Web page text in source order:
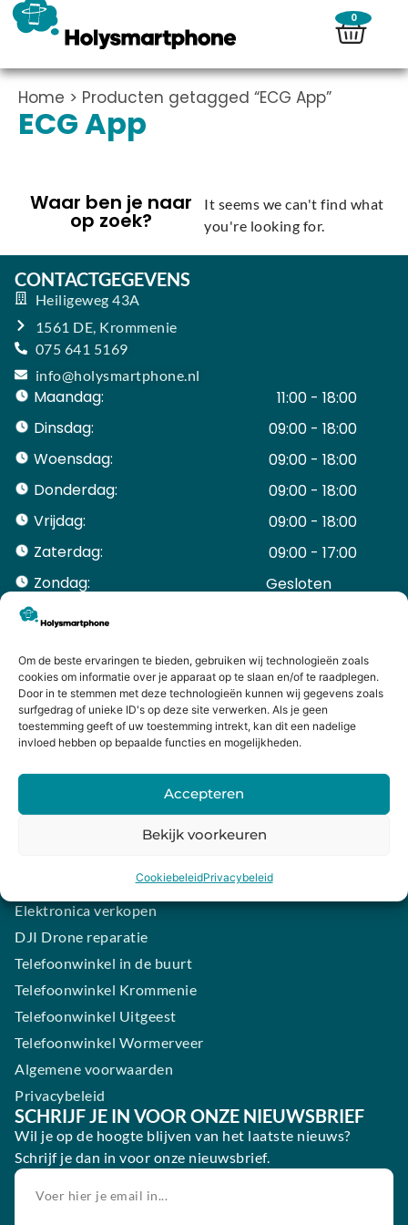
Om de beste ervaringen te bieden, gebruiken wij technologieën zoals
cookies om informatie over je apparaat op te slaan en/of te raadplegen.
Door in te stemmen met deze technologieën kunnen wij gegevens zoals
surfgedrag of unieke ID's op deze site verwerken. Als je geen
toestemming geeft of uw toestemming intrekt, kan dit een nadelige
invloed hebben op bepaalde functies en mogelijkheden.
Accepteren
Bekijk voorkeuren
CookiebeleidPrivacybeleid
0
Home > Producten getagged “ECG App”
ECG App
Waar ben je naar
op zoek?
It seems we can't find what
you're looking for.
CONTACTGEGEVENS
Heiligeweg 43A
1561 DE, Krommenie
075 641 5169
info@holysmartphone.nl
Maandag:
11:00 - 18:00
Dinsdag:
09:00 - 18:00
Woensdag:
09:00 - 18:00
Donderdag:
09:00 - 18:00
Vrijdag:
09:00 - 18:00
Zaterdag:
09:00 - 17:00
Zondag:
Gesloten ​ ​ ​ ​ ​ ​ ​
ACCOUNT
Mijn Account
Bestellingen
Mijn winkelwagen
HANDIGE LINKS
Levering en retourneren
Garantie
Contact
Samsung smartphone laten maken
Elektronica verkopen
DJI Drone reparatie
Telefoonwinkel in de buurt
Telefoonwinkel Krommenie
Telefoonwinkel Uitgeest
Telefoonwinkel Wormerveer
Algemene voorwaarden
Privacybeleid
SCHRIJF JE IN VOOR ONZE NIEUWSBRIEF
Wil je op de hoogte blijven van het laatste nieuws?
Schrijf je dan in voor onze nieuwsbrief.